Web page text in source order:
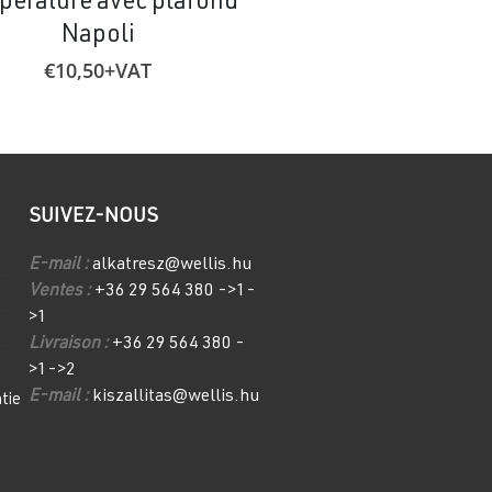
Napoli
€10,50+VAT
SUIVEZ-NOUS
E-mail :alkatresz@wellis.hu
Ventes : +36 29 564 380 ->1-
>1
Livraison : +36 29 564 380 -
>1->2
E-mail : kiszallitas@wellis.hu